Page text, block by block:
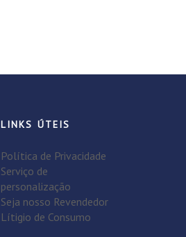
LINKS ÚTEIS
Política de Privacidade
Serviço de
personalização
Seja nosso Revendedor
Lítigio de Consumo